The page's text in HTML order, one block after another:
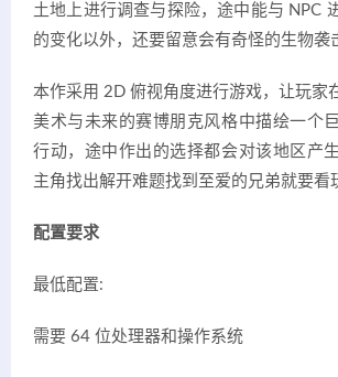
土地上进行调查与探险，途中能与 NPC
的变化以外，还要留意会有奇怪的生物袭
本作采用 2D 俯视角度进行游戏，让玩家
美术与未来的赛博朋克风格中描绘一个
行动，途中作出的选择都会对该地区产
主角找出解开难题找到至爱的兄弟就要看
配置要求
最低配置:
需要 64 位处理器和操作系统